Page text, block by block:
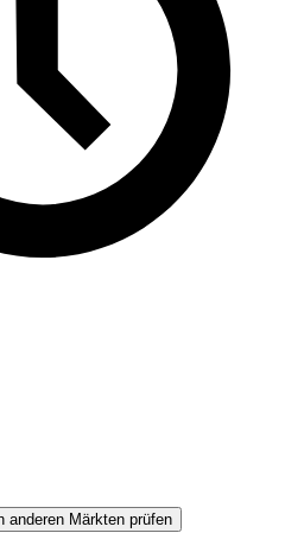
anderen Märkten prüfen